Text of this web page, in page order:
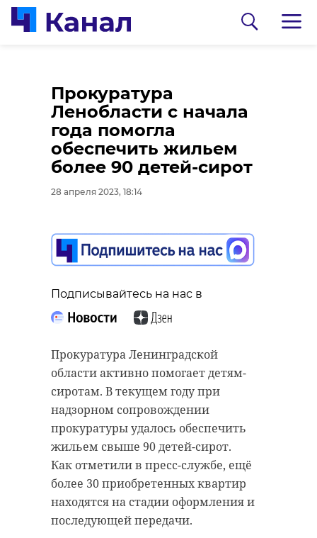
Прокуратура
Ленобласти с начала
года помогла
обеспечить жильем
более 90 детей-сирот
28 апреля 2023, 18:14
Подписывайтесь на нас в
Прокуратура Ленинградской
области активно помогает детям-
сиротам. В текущем году при
надзорном сопровождении
прокуратуры удалось обеспечить
жильем свыше 90 детей-сирот.
Как отметили в пресс-службе, ещё
более 30 приобретенных квартир
находятся на стадии оформления и
последующей передачи.
В Ленинградской
области завершился
автопробег "Никто не
забыт, ничто не
забыто"
28 апреля 2023, 18:12
Подписывайтесь на нас в
Перед автопробегом во
Всеволожске у мемориала
"Румболовская гора" прошел
торжественный митинг.
Собравшихся поприветствовал
губернатор Ленинградской
области Александр Дрозденко.
В Ленинградской области
завершился автопробег "Никто не
забыт, ничто не забыто",
Жителей и гостей
Петербурга призвали
не собирать, не
продавать и не
покупать первоцветы
28 апреля 2023, 18:00
Подписывайтесь на нас в
В преддверии майских
праздников СЗМУ
Росприроднадзора призывает
поучаствовать в природоохранной
акции "Осторожно, первоцвет!".
То есть, не собирать, не продавать
и не покупать первые весенние
цветы.
Чаще всего собирают